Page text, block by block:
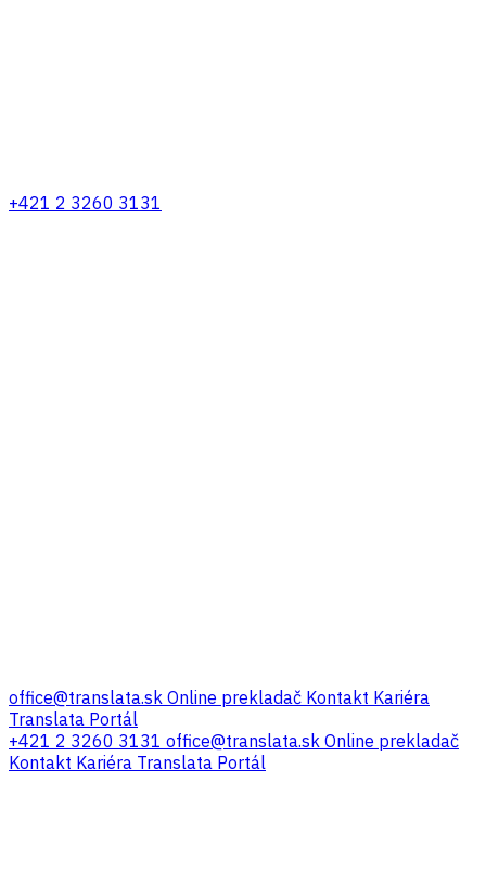
+421 2 3260 3131
office@translata.sk Online prekladač Kontakt Kariéra
Translata Portál
+421 2 3260 3131 office@translata.sk Online prekladač
Kontakt Kariéra Translata Portál